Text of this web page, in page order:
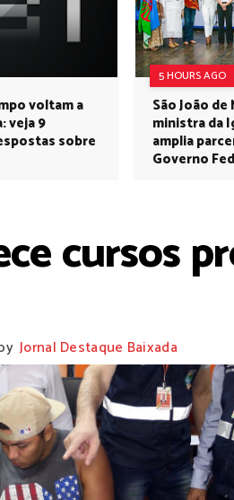
voltam a
veja 9
sobre
5 HOURS AGO
São João
ministra da
amplia
Governo
cursos
Jornal Destaque Baixada